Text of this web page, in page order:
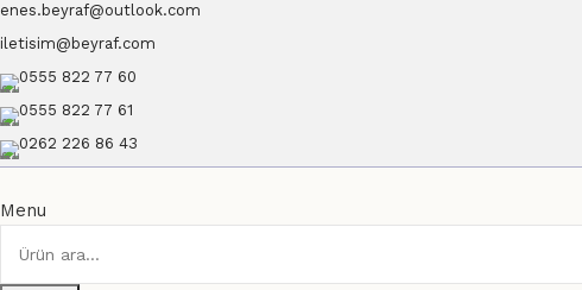
enes.beyraf@outlook.com
iletisim@beyraf.com
0555 822 77 60
0555 822 77 61
0262 226 86 43
Menu